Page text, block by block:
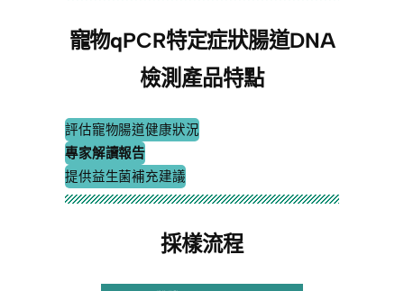
寵物qPCR特定症狀腸道DNA
檢測產品特點​
評估寵物腸道健康狀況
專家解讀報告
提供益生菌補充建議
採樣流程